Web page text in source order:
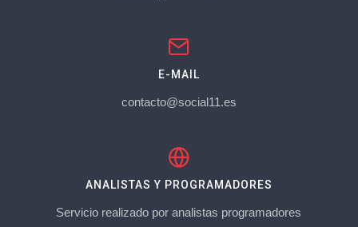
E-MAIL
contacto@social11.es
ANALISTAS Y PROGRAMADORES
Servicio realizado por analistas programadores